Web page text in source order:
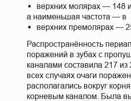
верхних молярах — 148
а наименьшая частота — в
верхних премолярах —
Распространённость
поражений в зубах с
каналами составила 217
всех случаях очаги
располагались вокруг
корневым каналом. Была